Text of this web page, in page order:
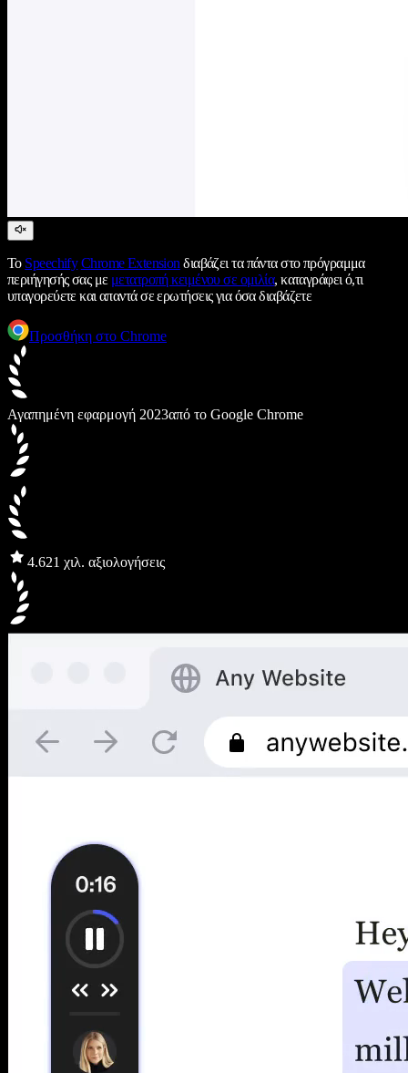
Το Speechify Chrome Extension διαβάζει τα πάντα στο πρόγραμμα
περιήγησής σας με μετατροπή κειμένου σε ομιλία, καταγράφει ό,τι
υπαγορεύετε και απαντά σε ερωτήσεις για όσα διαβάζετε
Προσθήκη στο Chrome
Αγαπημένη εφαρμογή 2023από το Google Chrome
4.621 χιλ. αξιολογήσεις